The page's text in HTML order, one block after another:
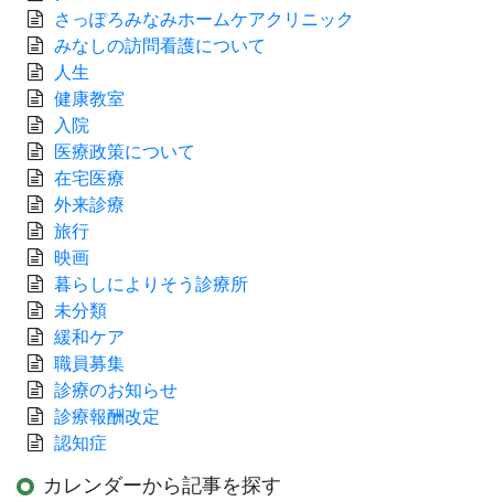
さっぽろみなみホームケアクリニック
みなしの訪問看護について
人生
健康教室
入院
医療政策について
在宅医療
外来診療
旅行
映画
暮らしによりそう診療所
未分類
緩和ケア
職員募集
診療のお知らせ
診療報酬改定
認知症
カレンダーから記事を探す